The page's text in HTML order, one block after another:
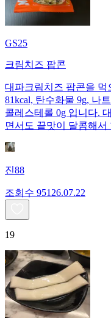
GS25
크림치즈 팝콘
대파크림치즈 팝콘을 먹
81kcal, 탄수화물 9g, 나
콜레스테롤 0g 입니다.
면서도 끝맛이 달콤해
진88
조회수 951 26.07.22
19